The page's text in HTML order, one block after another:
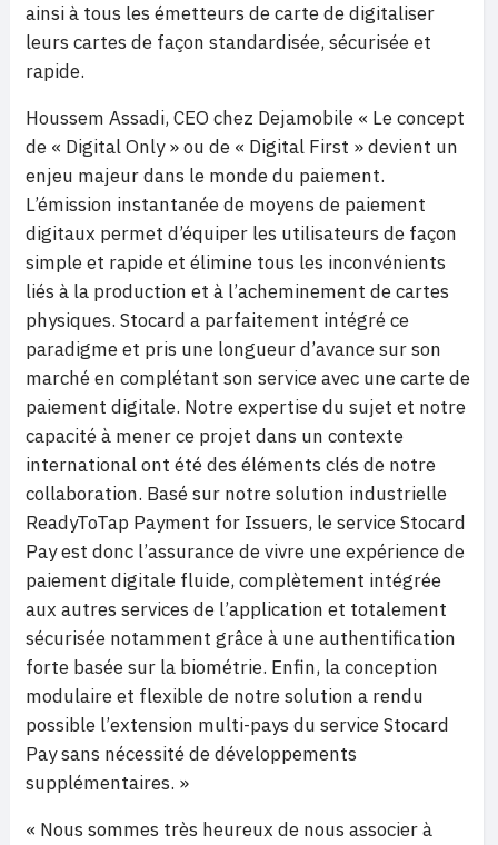
ainsi à tous les émetteurs de carte de digitaliser
leurs cartes de façon standardisée, sécurisée et
rapide.
Houssem Assadi, CEO chez Dejamobile « Le concept
de « Digital Only»ou de « Digital First »devient un
enjeu majeur dans le monde du paiement.
L’émission instantanée de moyens de paiement
digitaux permet d’équiper les utilisateurs de façon
simple et rapide et élimine tous les inconvénients
liés à la production et à l’acheminement de cartes
physiques. Stocard a parfaitement intégré ce
paradigme et pris une longueur d’avance sur son
marchéen complétant son service avec une carte de
paiement digitale. Notre expertise du sujet et notre
capacité à mener ce projet dans un contexte
international ont été des éléments clés de notre
collaboration. Basé sur notre solution industrielle
ReadyToTap Payment for Issuers, le service Stocard
Pay est donc l’assurance de vivre une expérience de
paiement digitale fluide, complètement intégrée
aux autres services de l’application et totalement
sécurisée notamment grâce à une authentification
forte basée sur la biométrie. Enfin, la conception
modulaire et flexible de notre solution a rendu
possible l’extension multi-pays du service Stocard
Pay sans nécessité de développements
supplémentaires. »
« Nous sommes très heureux de nous associer à